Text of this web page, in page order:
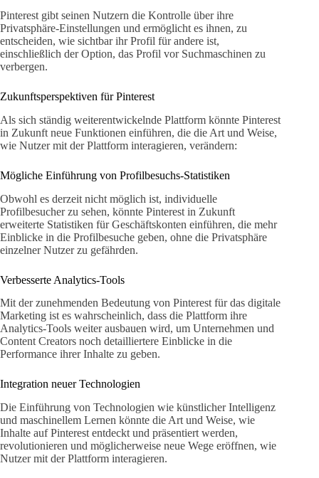
Pinterest gibt seinen Nutzern die Kontrolle über ihre
Privatsphäre-Einstellungen und ermöglicht es ihnen, zu
entscheiden, wie sichtbar ihr Profil für andere ist,
einschließlich der Option, das Profil vor Suchmaschinen zu
verbergen.
Zukunftsperspektiven für Pinterest
Als sich ständig weiterentwickelnde Plattform könnte Pinterest
in Zukunft neue Funktionen einführen, die die Art und Weise,
wie Nutzer mit der Plattform interagieren, verändern:
Mögliche Einführung von Profilbesuchs-Statistiken
Obwohl es derzeit nicht möglich ist, individuelle
Profilbesucher zu sehen, könnte Pinterest in Zukunft
erweiterte Statistiken für Geschäftskonten einführen, die mehr
Einblicke in die Profilbesuche geben, ohne die Privatsphäre
einzelner Nutzer zu gefährden.
Verbesserte Analytics-Tools
Mit der zunehmenden Bedeutung von Pinterest für das digitale
Marketing ist es wahrscheinlich, dass die Plattform ihre
Analytics-Tools weiter ausbauen wird, um Unternehmen und
Content Creators noch detailliertere Einblicke in die
Performance ihrer Inhalte zu geben.
Integration neuer Technologien
Die Einführung von Technologien wie künstlicher Intelligenz
und maschinellem Lernen könnte die Art und Weise, wie
Inhalte auf Pinterest entdeckt und präsentiert werden,
revolutionieren und möglicherweise neue Wege eröffnen, wie
Nutzer mit der Plattform interagieren.